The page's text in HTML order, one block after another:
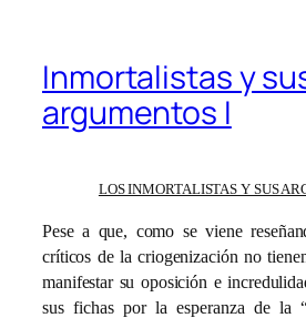
Inmortalistas y
argumentos I
LOS INMORTALISTAS Y SUS
Pese a que, como se viene
críticos de la criogenización no
manifestar su oposición e
sus fichas por la esperanza de la